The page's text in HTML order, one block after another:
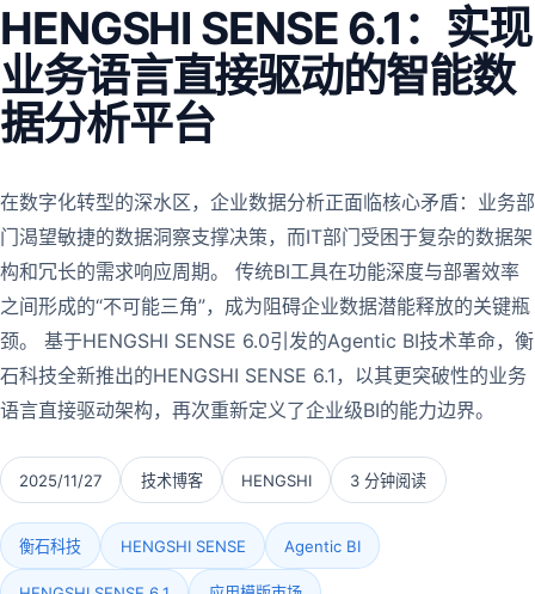
HENGSHI SENSE 6.1：实现
业务语言直接驱动的智能数
据分析平台
在数字化转型的深水区，企业数据分析正面临核心矛盾：业务部
门渴望敏捷的数据洞察支撑决策，而IT部门受困于复杂的数据架
构和冗长的需求响应周期。 传统BI工具在功能深度与部署效率
之间形成的“不可能三角”，成为阻碍企业数据潜能释放的关键瓶
颈。 基于HENGSHI SENSE 6.0引发的Agentic BI技术革命，衡
石科技全新推出的HENGSHI SENSE 6.1，以其更突破性的业务
语言直接驱动架构，再次重新定义了企业级BI的能力边界。
2025/11/27 技术博客 HENGSHI 3 分钟阅读
衡石科技 HENGSHI SENSE Agentic BI